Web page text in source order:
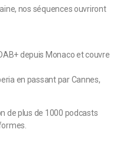
nos séquences ouvriront
depuis Monaco et couvre
en passant par Cannes,
de plus de 1000 podcasts